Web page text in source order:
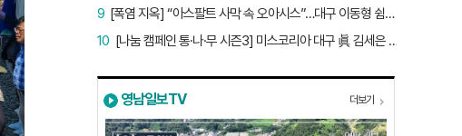
[폭염 지옥] “아스팔트 사막 속 오아시스”…대구 이동형 쉼터 버스 ‘북적’, 지하철역도 ‘바글’
9
[나눔 캠페인 통·나·무 시즌3] 미스코리아 대구 眞 김세은 “내가 받은 응원, 다음 사람에게”
10
영남일보TV 더보기